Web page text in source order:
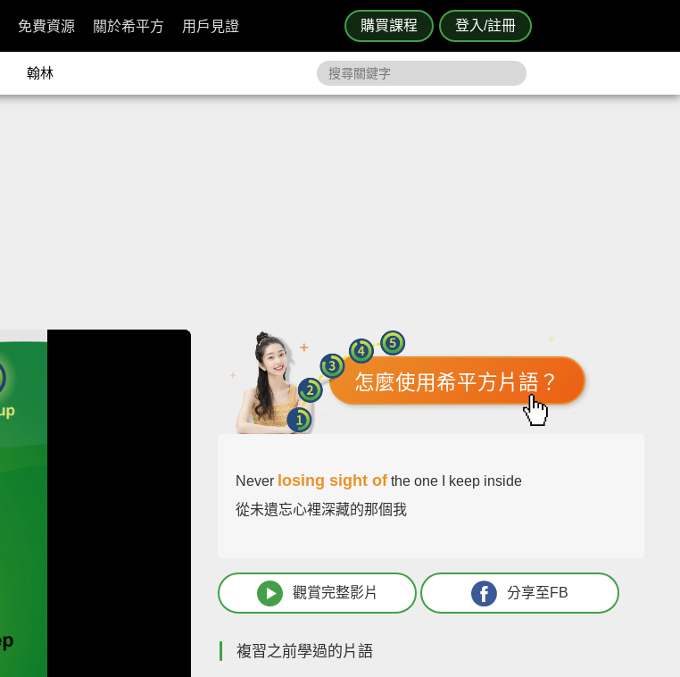
購買課程 登入/註冊
免費資源 關於希平方 用戶見證
翰林
怎麼使用希平方片語？
Never losing sight of the one I keep inside
從未遺忘心裡深藏的那個我
觀賞完整影片 分享至FB
複習之前學過的片語